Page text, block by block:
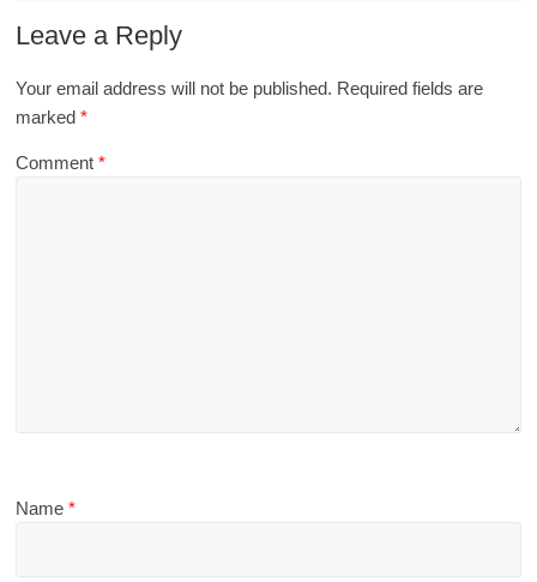
Leave a Reply
Your email address will not be published. Required fields are
marked*
Comment*
Name*